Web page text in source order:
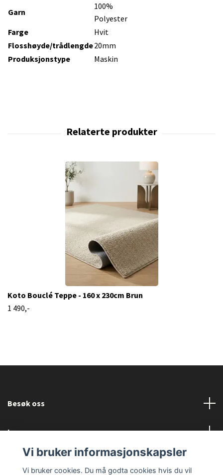
Garn
100%
Polyester
Farge
Hvit
Flosshøyde/trådlengde20mm
Produksjonstype
Maskin
Koto Bouclé Teppe - 160 x 230cm Brun
1 490,-
Besøk oss
Les mer
Sosiale medier
Vi bruker informasjonskapsler
Vi bruker cookies. Du må godta cookies hvis du vil